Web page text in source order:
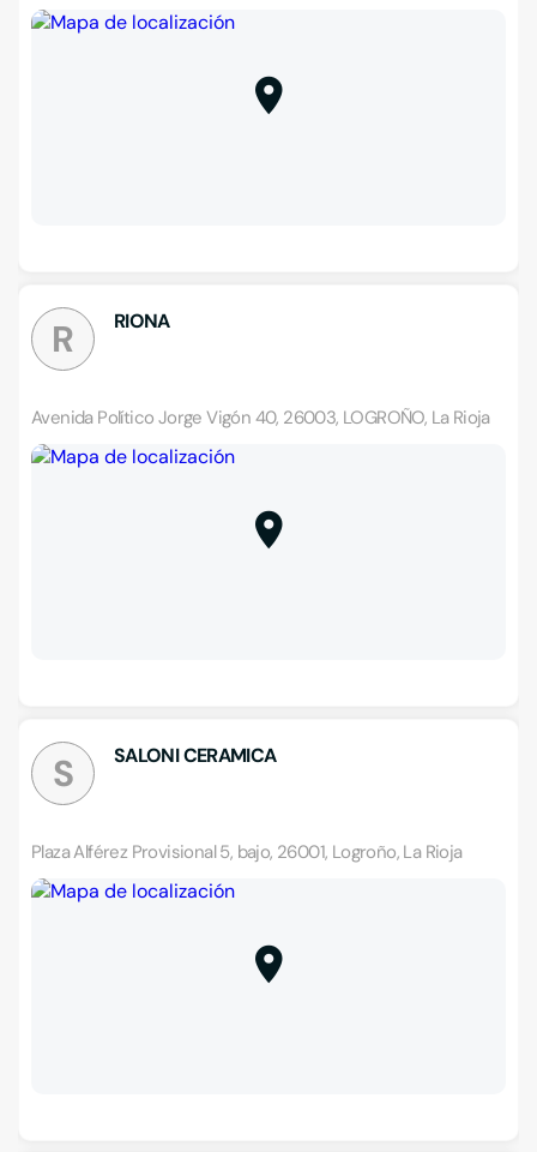
R RIONA
Avenida Político Jorge Vigón 40, 26003, LOGROÑO, La Rioja
S SALONI CERAMICA
Plaza Alférez Provisional 5, bajo, 26001, Logroño, La Rioja